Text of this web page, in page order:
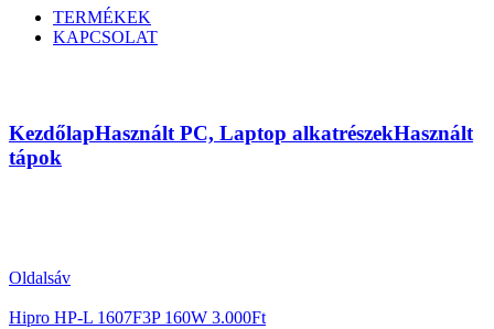
TERMÉKEK
KAPCSOLAT
KezdőlapHasznált PC, Laptop alkatrészekHasznált
tápok
Oldalsáv
Hipro HP-L 1607F3P 160W 3.000Ft